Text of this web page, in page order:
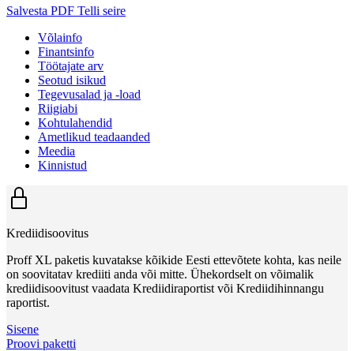
Salvesta PDF Telli seire
Võlainfo
Finantsinfo
Töötajate arv
Seotud isikud
Tegevusalad ja -load
Riigiabi
Kohtulahendid
Ametlikud teadaanded
Meedia
Kinnistud
Krediidisoovitus
Proff XL paketis kuvatakse kõikide Eesti ettevõtete kohta, kas neile
on soovitatav krediiti anda või mitte. Ühekordselt on võimalik
krediidisoovitust vaadata Krediidiraportist või Krediidihinnangu
raportist.
Sisene
Proovi paketti